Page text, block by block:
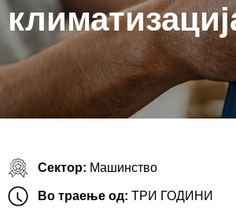
Сектор: Машинство
Во траење од: ТРИ ГОДИНИ